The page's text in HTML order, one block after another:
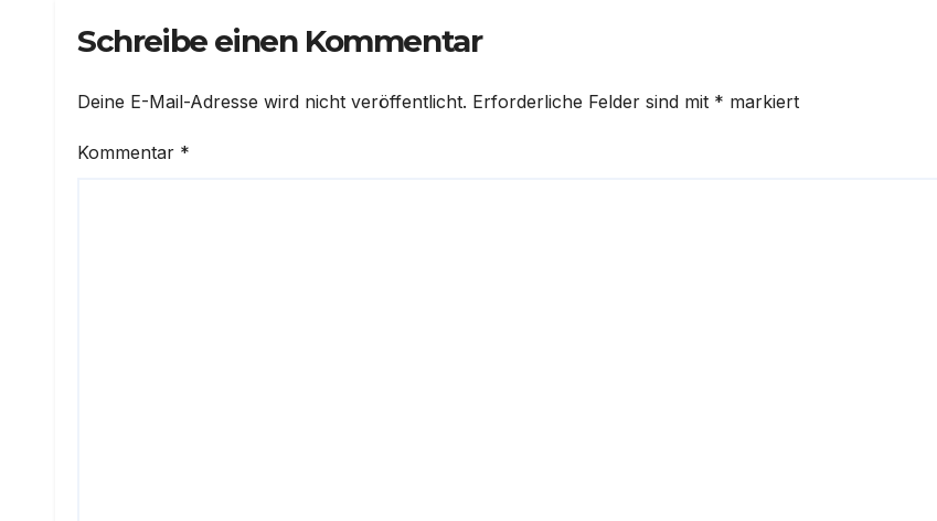
Schreibe einen Kommentar
Deine E-Mail-Adresse wird nicht veröffentlicht. Erforderliche Felder sind mit * markiert
Kommentar *